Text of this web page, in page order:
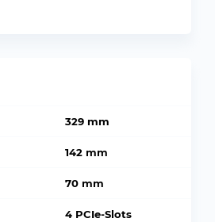
329 mm
142 mm
70 mm
4 PCIe-Slots